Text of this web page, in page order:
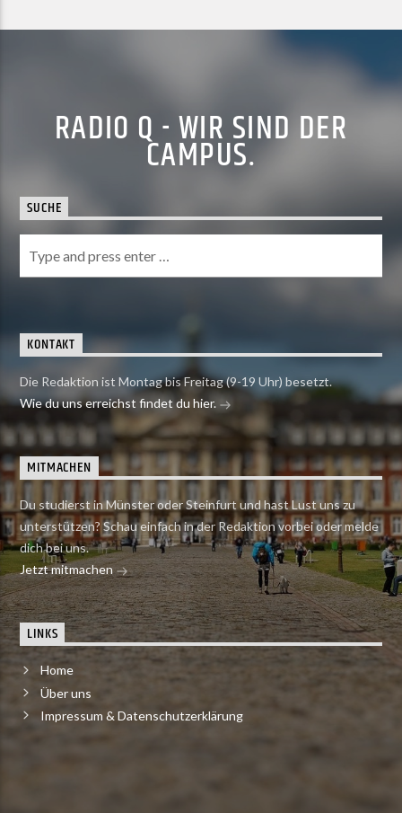
RADIO Q - WIR SIND DER
CAMPUS.
SUCHE
KONTAKT
Die Redaktion ist Montag bis Freitag (9-19 Uhr) besetzt.
Wie du uns erreichst findet du hier.
MITMACHEN
Du studierst in Münster oder Steinfurt und hast Lust uns zu
unterstützen? Schau einfach in der Redaktion vorbei oder melde
dich bei uns.
Jetzt mitmachen
LINKS
Home
Über uns
Impressum & Datenschutzerklärung